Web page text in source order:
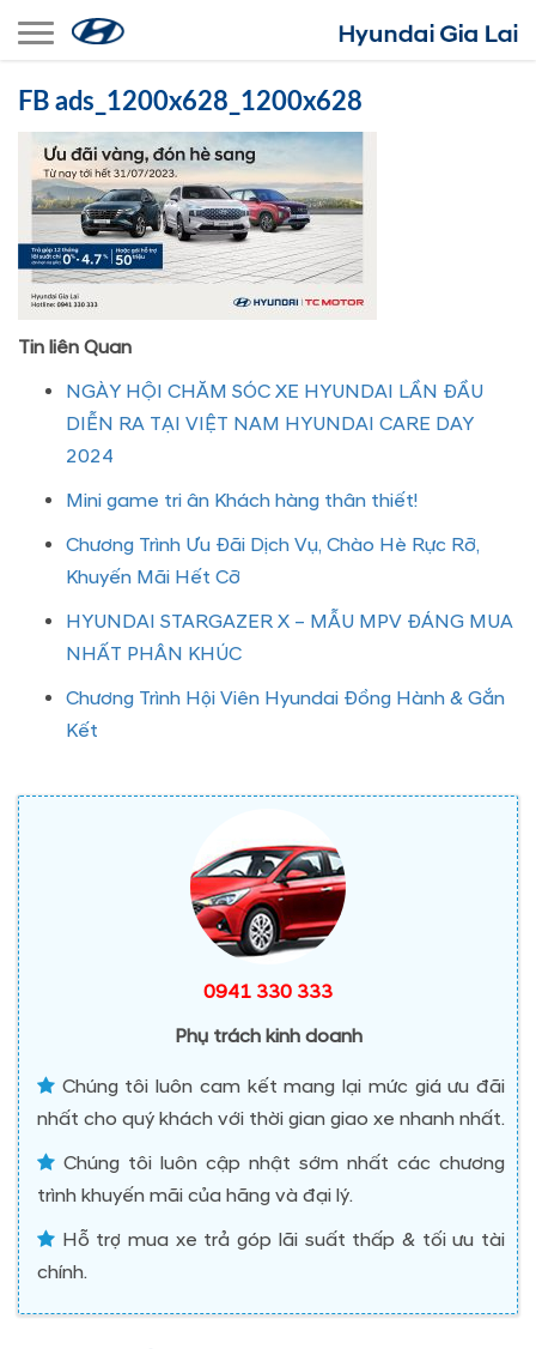
Toggle navigation
FB ads_1200x628_1200x628
Tin liên Quan
NGÀY HỘI CHĂM SÓC XE HYUNDAI LẦN ĐẦU
DIỄN RA TẠI VIỆT NAM HYUNDAI CARE DAY
2024
Mini game tri ân Khách hàng thân thiết!
Chương Trình Ưu Đãi Dịch Vụ, Chào Hè Rực Rỡ,
Khuyến Mãi Hết Cỡ
HYUNDAI STARGAZER X – MẪU MPV ĐÁNG MUA
NHẤT PHÂN KHÚC
Chương Trình Hội Viên Hyundai Đồng Hành & Gắn
Kết
0941 330 333
Phụ trách kinh doanh
Chúng tôi luôn cam kết mang lại mức giá ưu đãi
nhất cho quý khách với thời gian giao xe nhanh nhất.
Chúng tôi luôn cập nhật sớm nhất các chương
trình khuyến mãi của hãng và đại lý.
Hỗ trợ mua xe trả góp lãi suất thấp & tối ưu tài
chính.